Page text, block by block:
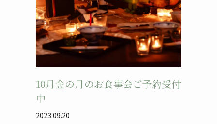
10月金の月のお食事会ご予約受付
中
2023.09.20